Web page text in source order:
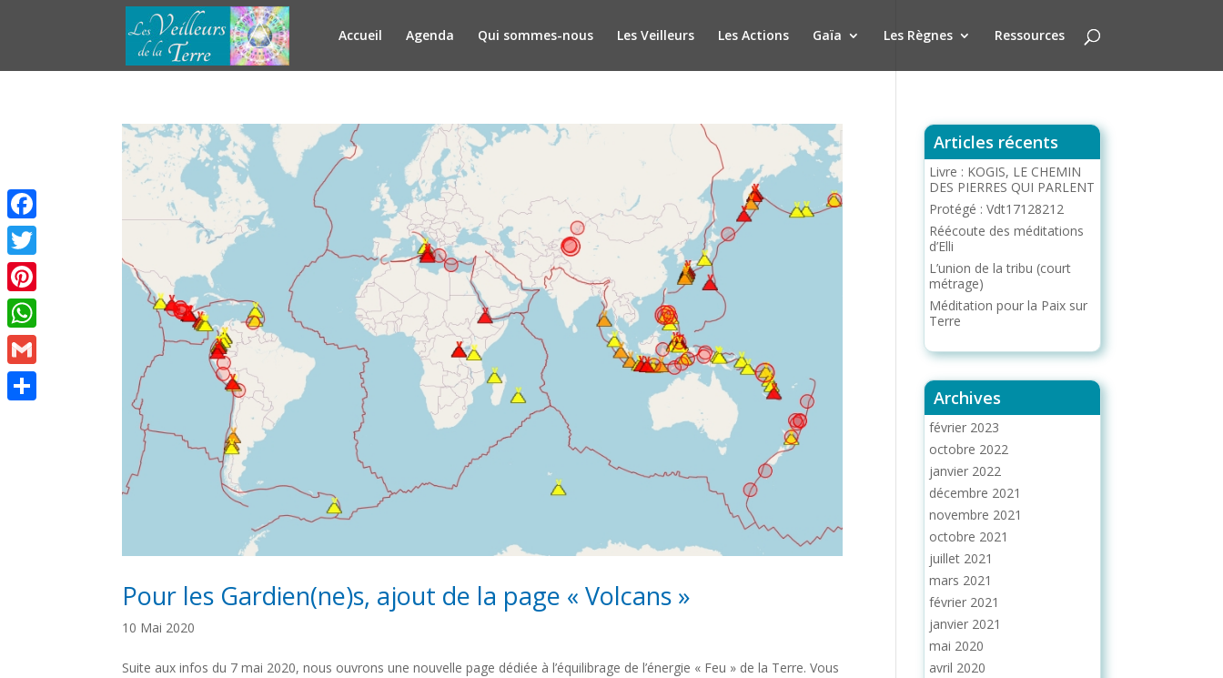
Accueil Agenda Qui sommes-nous Les Veilleurs Les Actions Gaïa Les Règnes Ressources
Pour les Gardien(ne)s, ajout de la page « Volcans »
10 Mai 2020
Suite aux infos du 7 mai 2020, nous ouvrons une nouvelle page dédiée à l’équilibrage de l’énergie « Feu » de la Terre. Vous
Articles récents
Livre : KOGIS, LE CHEMIN
DES PIERRES QUI PARLENT
Protégé : Vdt17128212
Réécoute des méditations
d’Elli
L’union de la tribu (court
métrage)
Méditation pour la Paix sur
Terre
Archives
février 2023
octobre 2022
janvier 2022
décembre 2021
novembre 2021
octobre 2021
juillet 2021
mars 2021
février 2021
janvier 2021
mai 2020
avril 2020
Facebook
Twitter
Pinterest
WhatsApp
Gmail